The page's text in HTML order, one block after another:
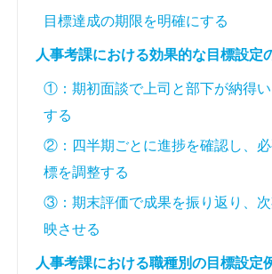
目標達成の期限を明確にする
人事考課における効果的な目標設定
①：期初面談で上司と部下が納得
する
②：四半期ごとに進捗を確認し、必
標を調整する
③：期末評価で成果を振り返り、次
映させる
人事考課における職種別の目標設定